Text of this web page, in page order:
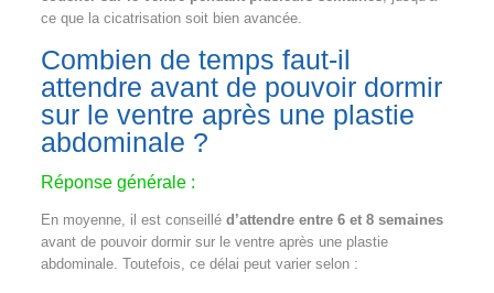
ce que la cicatrisation soit bien avancée.
Combien de temps faut-il
attendre avant de pouvoir dormir
sur le ventre après une plastie
abdominale ?
Réponse générale :
En moyenne, il est conseillé d’attendre entre 6 et 8 semaines
avant de pouvoir dormir sur le ventre après une plastie
abdominale. Toutefois, ce délai peut varier selon :